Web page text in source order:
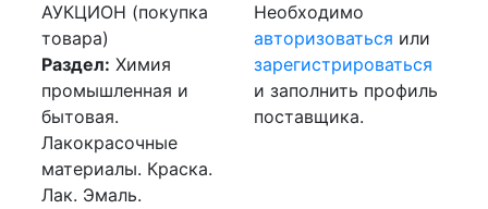
АУКЦИОН (покупка
товара)
Раздел: Химия
промышленная и
бытовая.
Лакокрасочные
материалы. Краска.
Лак. Эмаль.
Необходимо
авторизоваться или
зарегистрироваться
и заполнить профиль
поставщика.